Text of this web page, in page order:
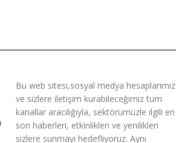
Bu web sitesi,sosyal medya hesaplarımız
ve sizlere iletişim kurabileceğimiz tüm
kanallar aracılığıyla, sektörümüzle ilgili en
son haberleri, etkinlikleri ve yenilikleri
sizlere sunmayı hedefliyoruz. Aynı